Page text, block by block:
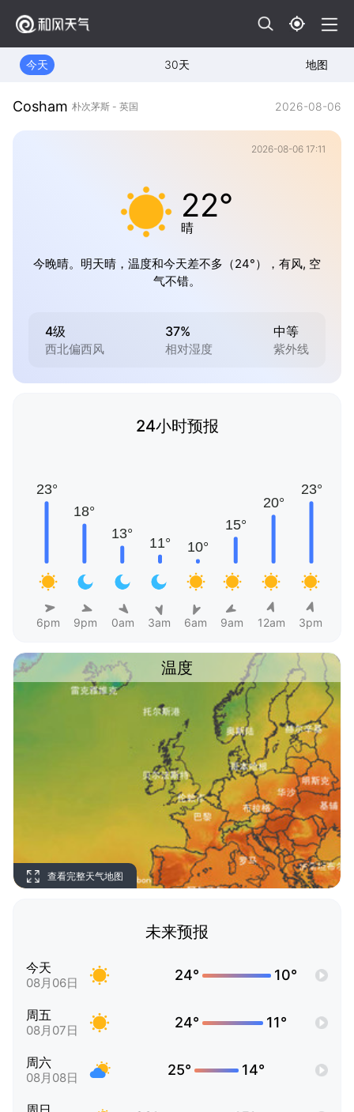
今天 30天 地图
Cosham 朴次茅斯 - 英国 2026-08-06
2026-08-06 17:11
22°
晴
今晚晴。明天晴，温度和今天差不多（24°），有风, 空
气不错。
4级
西北偏西风
37%
相对湿度
中等
紫外线
24小时预报
6pm 9pm 0am 3am 6am 9am 12am 3pm
温度
查看完整天气地图
未来预报
今天
08月06日 24° 10°
周五
08月07日 24° 11°
周六
08月08日 25° 14°